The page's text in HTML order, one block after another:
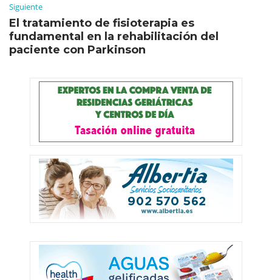
Siguiente
El tratamiento de fisioterapia es
fundamental en la rehabilitación del
paciente con Parkinson